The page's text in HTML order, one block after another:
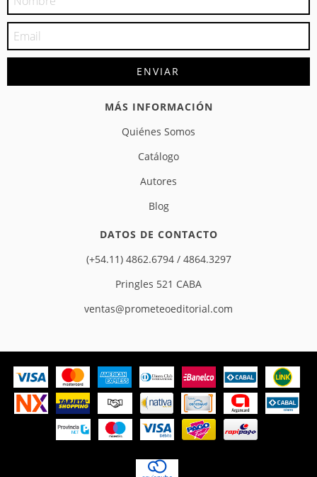
MÁS INFORMACIÓN
Quiénes Somos
Catálogo
Autores
Blog
DATOS DE CONTACTO
(+54.11) 4862.6794 / 4864.3297
Pringles 521 CABA
ventas@prometeoeditorial.com